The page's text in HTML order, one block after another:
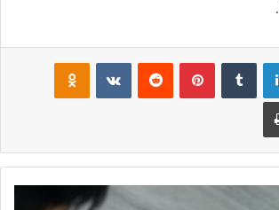
لينكدإن بينتيريست
طباعة